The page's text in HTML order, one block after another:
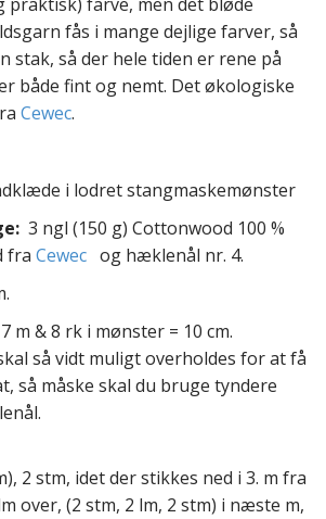
fås i mange dejlige farver, så
stak, så der hele tiden er rene på
både fint og nemt. Det økologiske
Cewec.
i lodret stangmaskemønster
3 ngl (150 g) Cottonwood 100 %
fra Cewec og hæklenål nr. 4.
m & 8 rk i mønster = 10 cm.
så vidt muligt overholdes for at få
så måske skal du bruge tyndere
2 stm, idet der stikkes ned i 3. m fra
over, (2 stm, 2 lm, 2 stm) i næste m,